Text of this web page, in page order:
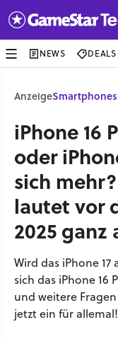
NEWS DEALS
AnzeigeSmartphones
iPhone 16
oder
sich
lautet vor
2025 ganz
Wird das iPhone
sich das iPhone 16
und weitere
jetzt ein für allemal!